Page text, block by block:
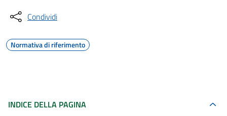
Condividi
Normativa di riferimento
INDICE DELLA PAGINA